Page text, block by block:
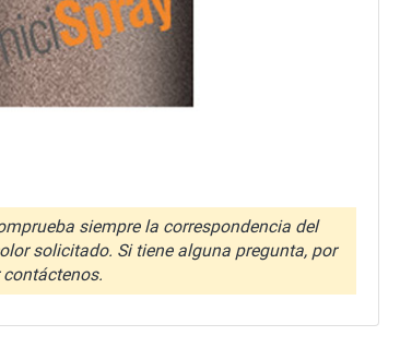
siempre la correspondencia del
solicitado. Si tiene alguna pregunta, por
contáctenos.